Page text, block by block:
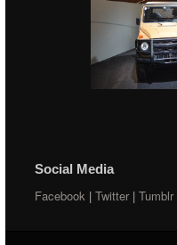
Social Media
Facebook |Twitter |Tumblr